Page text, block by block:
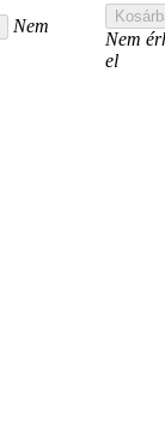
Nem
Nem
el